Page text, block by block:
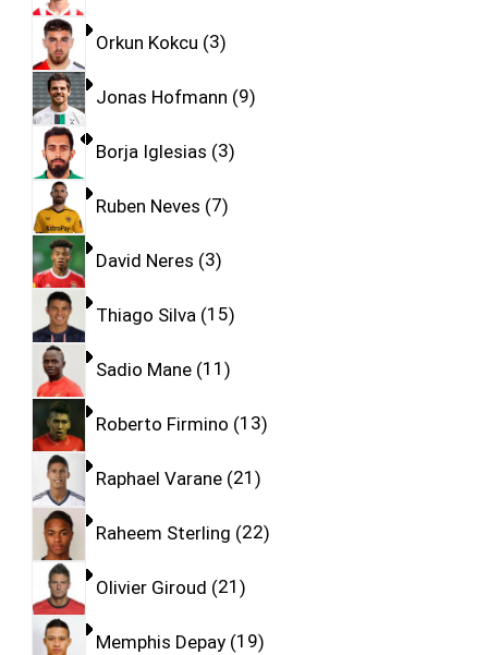
Orkun Kokcu 3
Jonas Hofmann 9
Borja Iglesias 3
Ruben Neves 7
David Neres 3
Thiago Silva 15
Sadio Mane 11
Roberto Firmino 13
Raphael Varane 21
Raheem Sterling 22
Olivier Giroud 21
Memphis Depay 19